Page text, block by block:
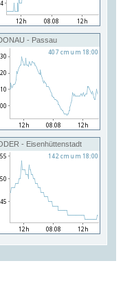
- Passau
- Eisenhüttenstadt